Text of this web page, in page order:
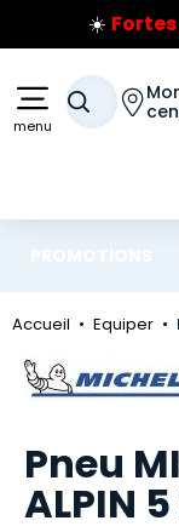
Aller au
Aller à la
☀️
Prix
Jusqu'à 120€
menu
Votre
Accueil Equiper
Marque
Pneu
ALPIN